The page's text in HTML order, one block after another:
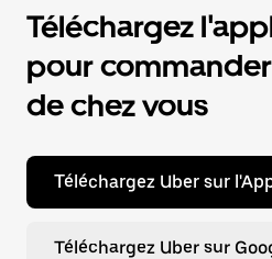
Téléchargez
pour
de chez vous
Téléchargez Uber sur
Téléchargez Uber sur